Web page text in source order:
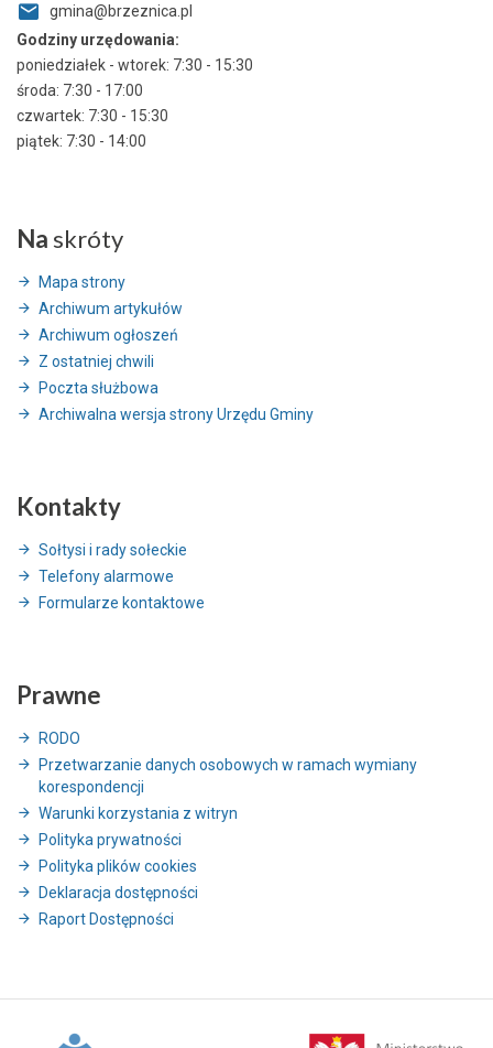
gmina@brzeznica.pl
Godziny urzędowania:
poniedziałek - wtorek: 7:30 - 15:30
środa: 7:30 - 17:00
czwartek: 7:30 - 15:30
piątek: 7:30 - 14:00
Na skróty
Mapa strony
Archiwum artykułów
Archiwum ogłoszeń
Z ostatniej chwili
Poczta służbowa
Archiwalna wersja strony Urzędu Gminy
Kontakty
Sołtysi i rady sołeckie
Telefony alarmowe
Formularze kontaktowe
Prawne
RODO
Przetwarzanie danych osobowych w ramach wymiany
korespondencji
Warunki korzystania z witryn
Polityka prywatności
Polityka plików cookies
Deklaracja dostępności
Raport Dostępności